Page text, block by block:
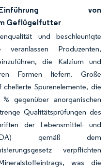
von
Geflügelfutter
und beschleunigte
veranlassen Produzenten,
die Kalzium und
Formen liefern. Große
Spurenelemente, die
gegenüber anorganischen
Qualitätsprüfungen des
der Lebensmittel- und
(FDA) gemäß dem
verpflichten
was die